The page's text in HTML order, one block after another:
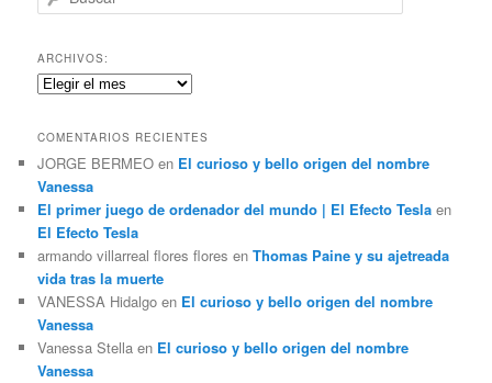
u
c
a
r
ARCHIVOS:
Archivos:
COMENTARIOS RECIENTES
JORGE BERMEO en El curioso y bello origen del nombre
Vanessa
El primer juego de ordenador del mundo | El Efecto Tesla en
El Efecto Tesla
armando villarreal flores flores enThomas Paine y su ajetreada
vida tras la muerte
VANESSA Hidalgo en El curioso y bello origen del nombre
Vanessa
Vanessa Stella en El curioso y bello origen del nombre
Vanessa